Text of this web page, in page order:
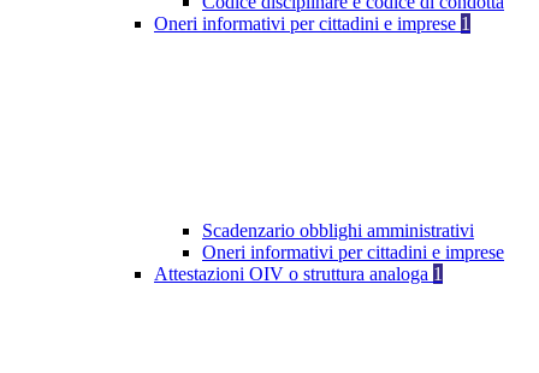
Oneri informativi per cittadini e imprese 1
Scadenzario obblighi amministrativi
Oneri informativi per cittadini e imprese
Attestazioni OIV o struttura analoga 1